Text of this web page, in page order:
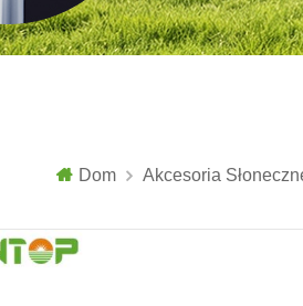
Dom Akcesoria